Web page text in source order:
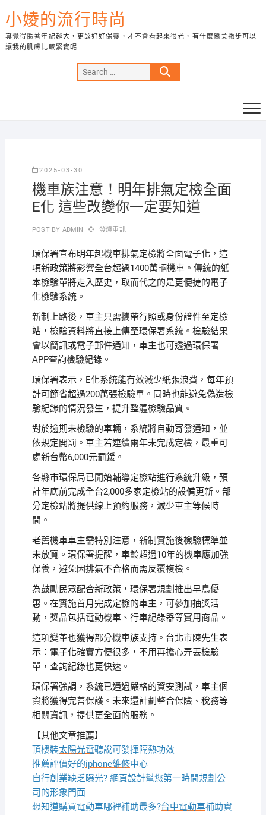
to
content
小婈的流行時尚
真覺得隨著年紀越大，更該好好保養，才不會看起來很老，有什麼醫美撇步可以
讓我的肌膚比較緊實呢
Search
…
2025-03-30
機車族注意！明年排氣定檢全面
E化 這些改變你一定要知道
POST BY ADMIN 發燒車訊
環保署宣布明年起機車排氣定檢將全面電子化，這
項新政策將影響全台超過1400萬輛機車。傳統的紙
本檢驗單將走入歷史，取而代之的是更便捷的電子
化檢驗系統。
新制上路後，車主只需攜帶行照或身份證件至定檢
站，檢驗資料將直接上傳至環保署系統。檢驗結果
會以簡訊或電子郵件通知，車主也可透過環保署
APP查詢檢驗紀錄。
環保署表示，E化系統能有效減少紙張浪費，每年預
計可節省超過200萬張檢驗單。同時也能避免偽造檢
驗紀錄的情況發生，提升整體檢驗品質。
對於逾期未檢驗的車輛，系統將自動寄發通知，並
依規定開罰。車主若連續兩年未完成定檢，最重可
處新台幣6,000元罰鍰。
各縣市環保局已開始輔導定檢站進行系統升級，預
計年底前完成全台2,000多家定檢站的設備更新。部
分定檢站將提供線上預約服務，減少車主等候時
間。
老舊機車車主需特別注意，新制實施後檢驗標準並
未放寬。環保署提醒，車齡超過10年的機車應加強
保養，避免因排氣不合格而需反覆複檢。
為鼓勵民眾配合新政策，環保署規劃推出早鳥優
惠。在實施首月完成定檢的車主，可參加抽獎活
動，獎品包括電動機車、行車紀錄器等實用商品。
這項變革也獲得部分機車族支持。台北市陳先生表
示：電子化確實方便很多，不用再擔心弄丟檢驗
單，查詢紀錄也更快速。
環保署強調，系統已通過嚴格的資安測試，車主個
資將獲得完善保護。未來還計劃整合保險、稅務等
相關資訊，提供更全面的服務。
【其他文章推薦】
頂樓裝太陽光電聽說可發揮隔熱功效
推薦評價好的iphone維修中心
自行創業缺乏曝光? 網頁設計幫您第一時間規劃公
司的形象門面
想知道購買電動車哪裡補助最多?台中電動車補助資